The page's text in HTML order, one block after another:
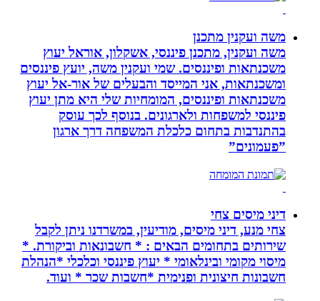
משה ועקנין מתכנן
משה ועקנין, מתכנן פיננסי, אשקלון, אוראל יעוץ
משכנתאות ופיננסים. שמי ועקנין משה, יועץ פיננסים
ומשכנתאות, אני המייסד והבעלים של אור-אל יעוץ
משכנתאות ופיננסים, המומחיות שלי היא מתן יעוץ
פיננסי למשפחות ולארגונים. בנוסף לכך עוסק
בהתנדבות בתחום כלכלת המשפחה דרך ארגון
”פעמונים”
דיני מיסים צחי
צחי מנע, דיני מיסים, מודיעין, במשרדנו ניתן לקבל
שירותים בתחומים הבאים : * חשבונאות וביקורת. *
מיסוי מקומי ובינלאומי * יעוץ פיננסי וכלכלי *הנהלת
חשבונות חיצונית ופנימית *חשבות שכר * ועוד.